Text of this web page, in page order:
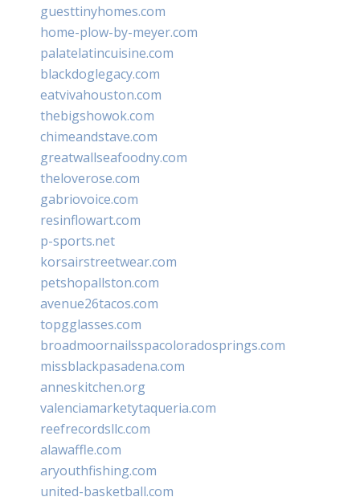
guesttinyhomes.com
home-plow-by-meyer.com
palatelatincuisine.com
blackdoglegacy.com
eatvivahouston.com
thebigshowok.com
chimeandstave.com
greatwallseafoodny.com
theloverose.com
gabriovoice.com
resinflowart.com
p-sports.net
korsairstreetwear.com
petshopallston.com
avenue26tacos.com
topgglasses.com
broadmoornailsspacoloradosprings.com
missblackpasadena.com
anneskitchen.org
valenciamarketytaqueria.com
reefrecordsllc.com
alawaffle.com
aryouthfishing.com
united-basketball.com